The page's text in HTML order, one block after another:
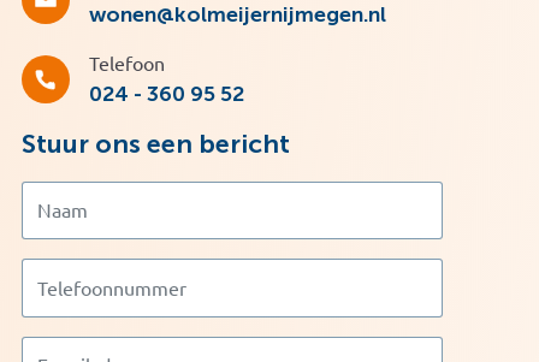
wonen@kolmeijernijmegen.nl
Telefoon
024 - 360 95 52
Stuur ons een bericht